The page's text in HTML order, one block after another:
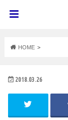
HOME
2018.03.26